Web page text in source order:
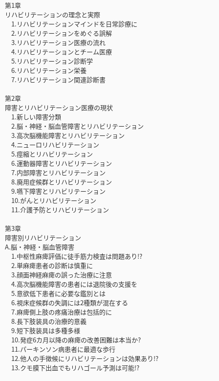
第1章
リハビリテーションの理念と実際
1.リハビリテーションマインドを日常診療に
2.リハビリテーションをめぐる誤解
3.リハビリテーション医療の流れ
4.リハビリテーションとチーム医療
5.リハビリテーション診断学
6.リハビリテーション栄養
7.リハビリテーション関連診断書
第2章
障害とリハビリテーション医療の現状
1.新しい障害分類
2.脳・神経・脳血管障害とリハビリテーション
3.高次脳機能障害とリハビリテーション
4.ニューロリハビリテーション
5.痙縮とリハビリテーション
6.運動器障害とリハビリテーション
7.内部障害とリハビリテーション
8.廃用症候群とリハビリテーション
9.嚥下障害とリハビリテーション
10.がんとリハビリテーション
11.介護予防とリハビリテーション
第3章
障害別リハビリテーション
A.脳・神経・脳血管障害
1.中枢性麻痺評価に徒手筋力検査は問題あり!?
2.単麻痺患者の診断は慎重に
3.顔面神経麻痺の誤った治療に注意
4.高次脳機能障害の患者には退院後の支援を
5.意欲低下患者に必要な鑑別とは
6.視床症候群の失調には2種類が混在する
7.麻痺側上肢の疼痛治療は包括的に
8.長下肢装具の治療的意義
9.短下肢装具は多種多様
10.発症6カ月以降の麻痺の改善困難は本当か?
11.パーキンソン病患者に最適な歩行
12.他人の手徴候にリハビリテーションは効果あり!?
13.クモ膜下出血でもリハゴール予測は可能!?